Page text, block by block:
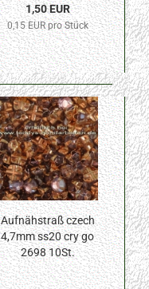
1,50 EUR
0,15 EUR pro Stück
Aufnähstraß czech
4,7mm ss20 cry go
2698 10St.